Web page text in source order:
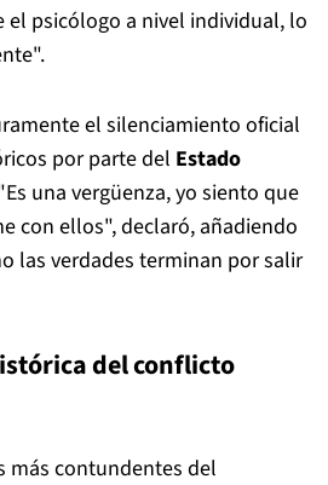
el psicólogo a nivel individual, lo
el silenciamiento oficial
por parte del Estado
una vergüenza, yo siento que
con ellos", declaró, añadiendo
las verdades terminan por salir
del conflicto
más contundentes del